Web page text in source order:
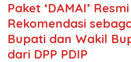
Paket ‘DAMAI’
Rekomendasi
Bupati dan Wakil
dari DPP PDIP